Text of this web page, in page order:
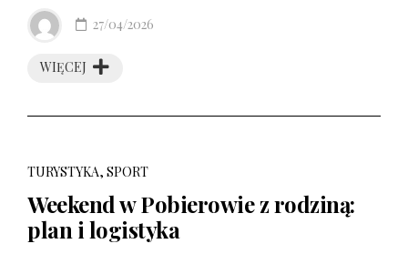
WIĘCEJ
27/04/2026
TURYSTYKA, SPORT
Weekend w Pobierowie z rodziną:
plan i logistyka